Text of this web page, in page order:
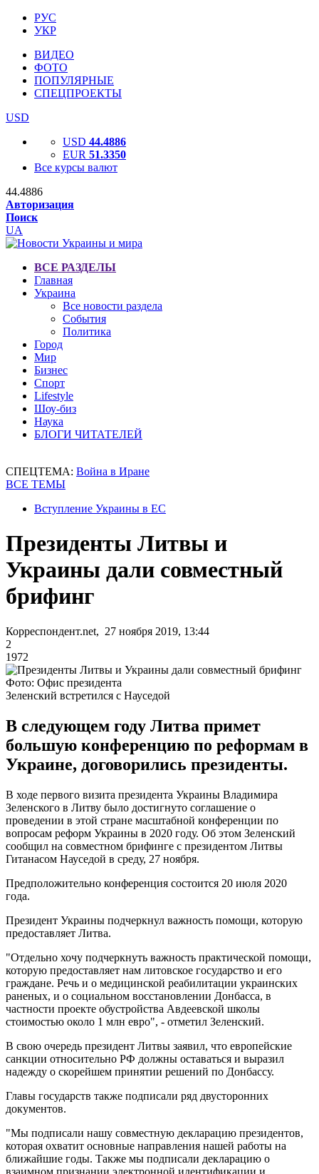
РУС
УКР
ВИДЕО
ФОТО
ПОПУЛЯРНЫЕ
СПЕЦПРОЕКТЫ
USD
USD 44.4886
EUR 51.3350
Все курсы валют
44.4886
Авторизация
Поиск
UA
ВСЕ РАЗДЕЛЫ
Главная
Украина
Все новости раздела
События
Политика
Город
Мир
Бизнес
Спорт
Lifestyle
Шоу-биз
Наука
БЛОГИ ЧИТАТЕЛЕЙ
СПЕЦТЕМА: Война в Иране
ВСЕ ТЕМЫ
Вступление Украины в ЕС
Президенты Литвы и
Украины дали совместный
брифинг
Корреспондент.net, 27 ноября 2019, 13:44
2
1972
Фото: Офис президента
Зеленский встретился с Науседой
В следующем году Литва примет
большую конференцию по реформам в
Украине, договорились президенты.
В ходе первого визита президента Украины Владимира
Зеленского в Литву было достигнуто соглашение о
проведении в этой стране масштабной конференции по
вопросам реформ Украины в 2020 году. Об этом Зеленский
сообщил на совместном брифинге с президентом Литвы
Гитанасом Науседой в среду, 27 ноября.
Предположительно конференция состоится 20 июля 2020
года.
Президент Украины подчеркнул важность помощи, которую
предоставляет Литва.
"Отдельно хочу подчеркнуть важность практической помощи,
которую предоставляет нам литовское государство и его
граждане. Речь и о медицинской реабилитации украинских
раненых, и о социальном восстановлении Донбасса, в
частности проекте обустройства Авдеевской школы
стоимостью около 1 млн евро", - отметил Зеленский.
В свою очередь президент Литвы заявил, что европейские
санкции относительно РФ должны оставаться и выразил
надежду о скорейшем принятии решений по Донбассу.
Главы государств также подписали ряд двусторонних
документов.
"Мы подписали нашу совместную декларацию президентов,
которая охватит основные направления нашей работы на
ближайшие годы. Также мы подписали декларацию о
взаимном признании электронной идентификации и